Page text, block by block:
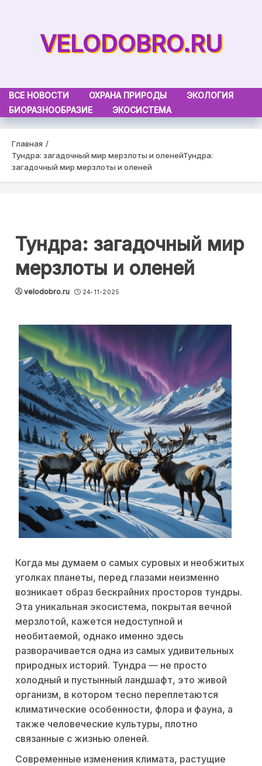
VELODOBRO.RU
ВСЕ НОВОСТИ ОХРАНА ПРИРОДЫ
ЭКОЛОГИЯ
БИОРАЗНООБРАЗИЕ
ЭКОСИСТЕМА
Главная
Тундра: загадочный мир мерзлоты и оленейТундра:
загадочный мир мерзлоты и оленей
Тундра: загадочный мир
мерзлоты и оленей
velodobro.ru 24-11-2025
Когда мы думаем о самых суровых и необжитых
уголках планеты, перед глазами неизменно
возникает образ бескрайних просторов тундры.
Эта уникальная экосистема, покрытая вечной
мерзлотой, кажется недоступной и
необитаемой, однако именно здесь
разворачивается одна из самых удивительных
природных историй. Тундра — не просто
холодный и пустынный ландшафт, это живой
организм, в котором тесно переплетаются
климатические особенности, флора и фауна, а
также человеческие культуры, плотно
связанные с жизнью оленей.
Современные изменения климата, растущие